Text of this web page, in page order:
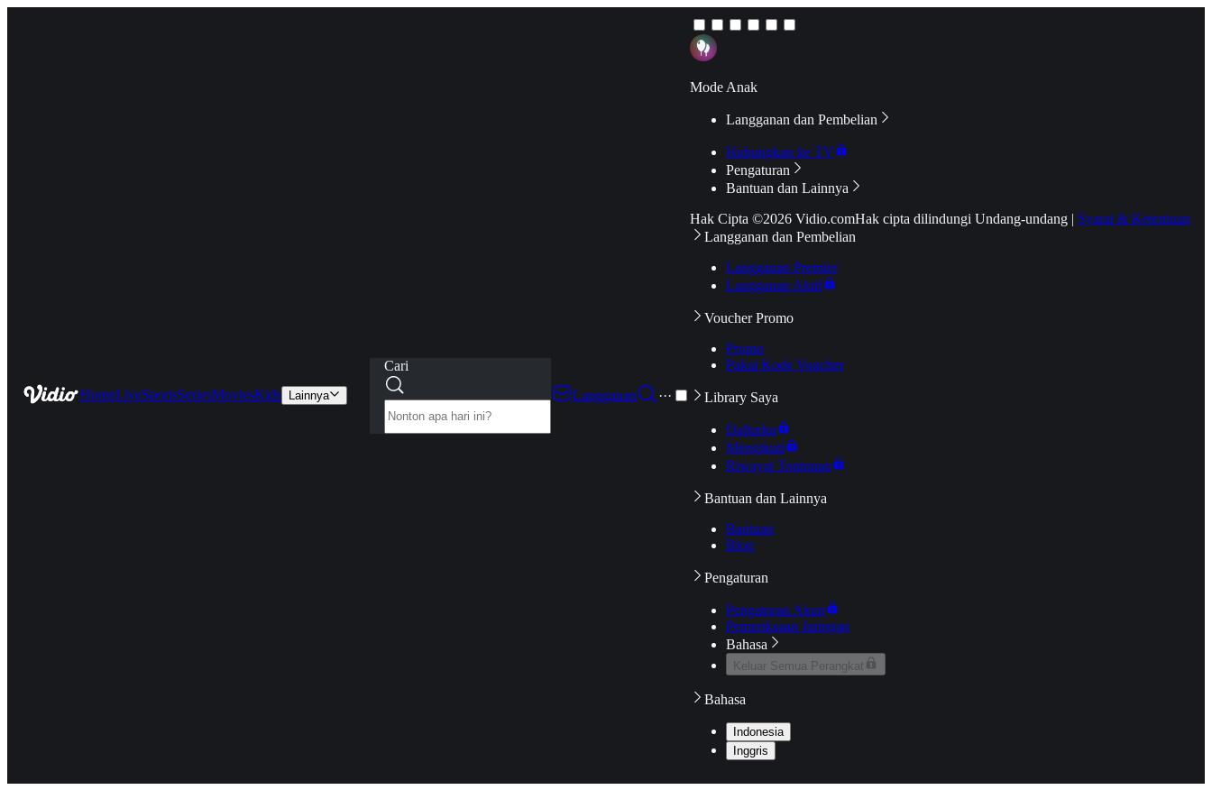
HomeLiveSportsSeriesMoviesKids Lainnya
Cari
Langganan
···
Mode Anak
Langganan dan Pembelian
Hubungkan ke TV
Pengaturan
Bantuan dan Lainnya
Hak Cipta ©2026 Vidio.comHak cipta dilindungi Undang-undang | Syarat & Ketentuan
Langganan dan Pembelian
Langganan Premier
Langganan Aktif
Voucher Promo
Promo
Pakai Kode Voucher
Library Saya
Daftarku
Mengikuti
Riwayat Tontonan
Bantuan dan Lainnya
Bantuan
Blog
Pengaturan
Pengaturan Akun
Pemeriksaan Jaringan
Bahasa
Keluar Semua Perangkat
Bahasa
Indonesia
Inggris